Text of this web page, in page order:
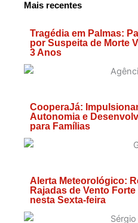
Mais recentes
Tragédia em Palmas:
por Suspeita de Morte
3 Anos
CooperaJá:
Autonomia e
para Famílias
Alerta Meteorológico:
Rajadas de Vento
nesta Sexta-feira